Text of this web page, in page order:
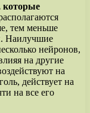
которые
тем меньше
Наилучшие
нейронов,
на другие
на
действует на
на все его